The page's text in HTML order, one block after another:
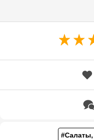
#Салаты,